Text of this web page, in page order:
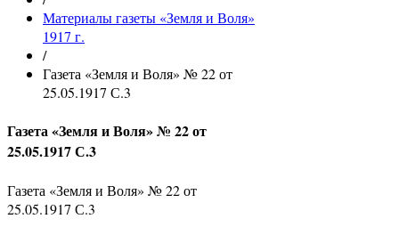
Материалы газеты «Земля и Воля»
1917 г.
/
Газета «Земля и Воля» № 22 от
25.05.1917 С.3
Газета «Земля и Воля» № 22 от
25.05.1917 С.3
Газета «Земля и Воля» № 22 от
25.05.1917 С.3